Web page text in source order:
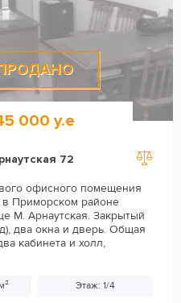
000 у.е
72
офисного помещения
Приморском районе
М. Арнаутская. Закрытый
два окна и дверь. Общая
кабинета и холл,
Этаж: 1/4